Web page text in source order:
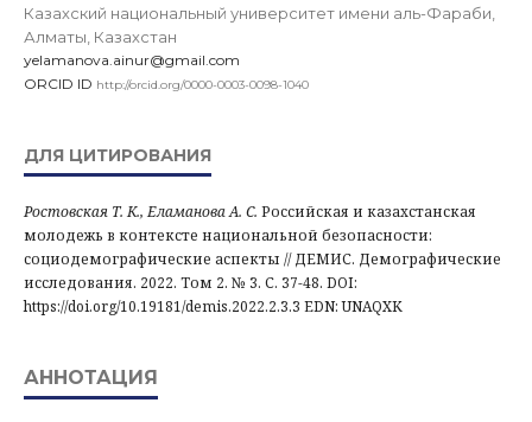
Казахский национальный университет имени аль-Фараби,
Алматы, Казахстан
yelamanova.ainur@gmail.com
ORCID ID http://orcid.org/0000-0003-0098-1040
ДЛЯ ЦИТИРОВАНИЯ
Ростовская Т. К., Еламанова А. С. Российская и казахстанская
молодежь в контексте национальной безопасности:
социодемографические аспекты // ДЕМИС. Демографические
исследования. 2022. Том 2. № 3. С. 37-48. DOI:
https://doi.org/10.19181/demis.2022.2.3.3 EDN: UNAQXK
АННОТАЦИЯ